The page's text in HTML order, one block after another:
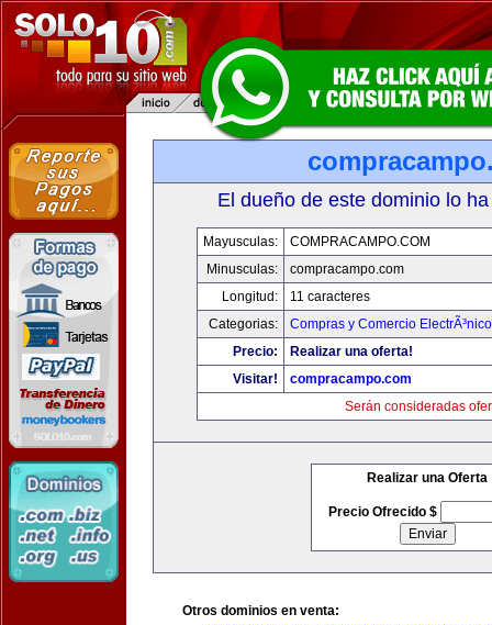
El dueño de este dominio lo
Mayusculas:
COMPRACAMPO.COM
Minusculas:
compracampo.com
Longitud:
11 caracteres
Categorias:
Compras y Comercio ElectrÃ³nico
Precio:
Realizar una oferta!
Visitar!
compracampo.com
Serán consideradas
Realizar una Oferta
Precio Ofrecido $
Otros dominios en venta: